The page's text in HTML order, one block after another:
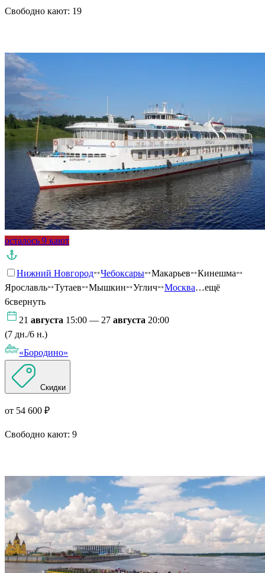
Свободно кают: 19
осталось 9 кают
Нижний Новгород Чебоксары Макарьев
Кинешма
Ярославль
Тутаев Мышкин Углич Москва…ещё
6свернуть
21 августа 15:00 — 27 августа 20:00
(7 дн./6 н.)
«Бородино»
Скидки
от 54 600 ₽
Свободно кают: 9